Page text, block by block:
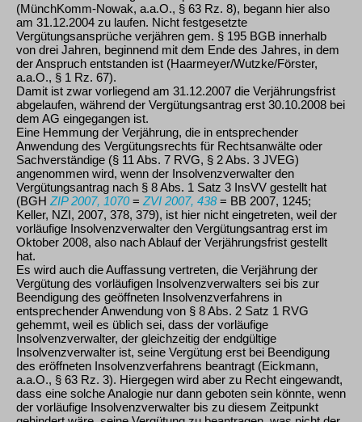
(MünchKomm-Nowak, a.a.O., § 63 Rz. 8), begann hier also
am 31.12.2004 zu laufen. Nicht festgesetzte
Vergütungsansprüche verjähren gem. § 195 BGB innerhalb
von drei Jahren, beginnend mit dem Ende des Jahres, in dem
der Anspruch entstanden ist (Haarmeyer/Wutzke/Förster,
a.a.O., § 1 Rz. 67).
Damit ist zwar vorliegend am 31.12.2007 die Verjährungsfrist
abgelaufen, während der Vergütungsantrag erst 30.10.2008 bei
dem AG eingegangen ist.
Eine Hemmung der Verjährung, die in entsprechender
Anwendung des Vergütungsrechts für Rechtsanwälte oder
Sachverständige (§ 11 Abs. 7 RVG, § 2 Abs. 3 JVEG)
angenommen wird, wenn der Insolvenzverwalter den
Vergütungsantrag nach § 8 Abs. 1 Satz 3 InsVV gestellt hat
(BGH ZIP 2007, 1070= ZVI 2007, 438= BB 2007, 1245;
Keller, NZI, 2007, 378, 379), ist hier nicht eingetreten, weil der
vorläufige Insolvenzverwalter den Vergütungsantrag erst im
Oktober 2008, also nach Ablauf der Verjährungsfrist gestellt
hat.
Es wird auch die Auffassung vertreten, die Verjährung der
Vergütung des vorläufigen Insolvenzverwalters sei bis zur
Beendigung des geöffneten Insolvenzverfahrens in
entsprechender Anwendung von § 8 Abs. 2 Satz 1 RVG
gehemmt, weil es üblich sei, dass der vorläufige
Insolvenzverwalter, der gleichzeitig der endgültige
Insolvenzverwalter ist, seine Vergütung erst bei Beendigung
des eröffneten Insolvenzverfahrens beantragt (Eickmann,
a.a.O., § 63 Rz. 3). Hiergegen wird aber zu Recht eingewandt,
dass eine solche Analogie nur dann geboten sein könnte, wenn
der vorläufige Insolvenzverwalter bis zu diesem Zeitpunkt